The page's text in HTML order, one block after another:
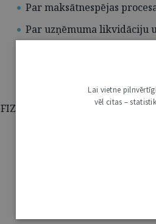
Par maksātnespējas
Par uzņēmuma likvidāciju
Par dokumentu statusu,
FIZISKĀS PERSONAS
Par dāvinājumu fiziskās
Lai vietne
vēl citas –